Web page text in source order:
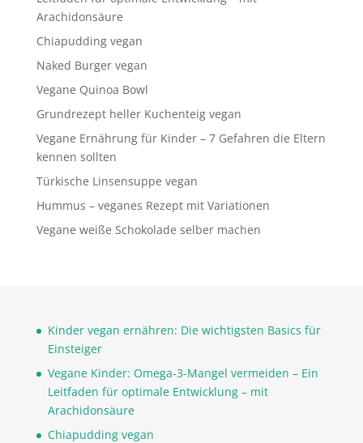
Arachidonsäure
Chiapudding vegan
Naked Burger vegan
Vegane Quinoa Bowl
Grundrezept heller Kuchenteig vegan
Vegane Ernährung für Kinder – 7 Gefahren die Eltern
kennen sollten
Türkische Linsensuppe vegan
Hummus – veganes Rezept mit Variationen
Vegane weiße Schokolade selber machen
Kinder vegan ernähren: Die wichtigsten Basics für
Einsteiger
Vegane Kinder: Omega-3-Mangel vermeiden – Ein
Leitfaden für optimale Entwicklung – mit
Arachidonsäure
Chiapudding vegan